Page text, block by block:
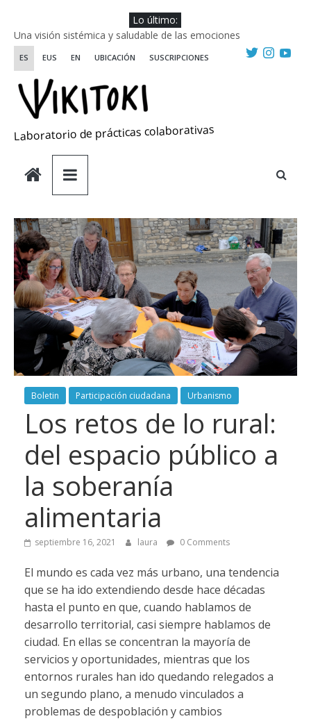
contenido
Lo último:
Una visión sistémica y saludable de las emociones
Investigando y haciendo desde-con las artes
WIKIRIKI ::: Convocatoria de residencias de investigación y
creación 2025
Escuela de Prácticas Transformadoras
ES EUS EN UBICACIÓN SUSCRIPCIONES
Laboratorio de prácticas colaborativas
Boletin Participación ciudadana Urbanismo
Los retos de lo rural:
del espacio público a
la soberanía
alimentaria
septiembre 16, 2021 laura 0 Comments
El mundo es cada vez más urbano, una tendencia
que se ha ido extendiendo desde hace décadas
hasta el punto en que, cuando hablamos de
desarrollo territorial, casi siempre hablamos de
ciudad. En ellas se concentran la mayoría de
servicios y oportunidades, mientras que los
entornos rurales han ido quedando relegados a
un segundo plano, a menudo vinculados a
problemas de despoblación y cambios